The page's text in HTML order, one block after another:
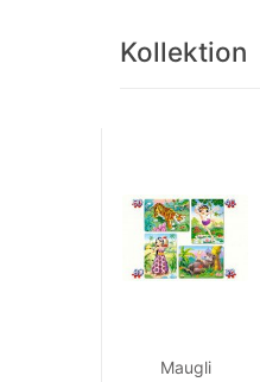
Kollektion
Maugli